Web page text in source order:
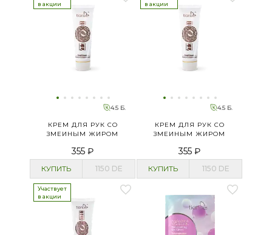
в акции
4.5 Б.
КРЕМ ДЛЯ РУК СО
ЗМЕИНЫМ ЖИРОМ
355 ₽
КУПИТЬ 1150 DE
в акции
4.5 Б.
КРЕМ ДЛЯ РУК СО
ЗМЕИНЫМ ЖИРОМ
355 ₽
КУПИТЬ 1150 DE
Участвует
в акции